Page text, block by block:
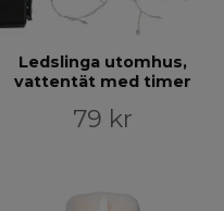
Ledslinga utomhus,
vattentät med timer
79 kr